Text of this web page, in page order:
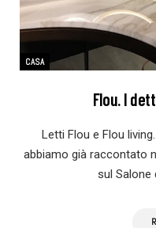
CASA
Flou. I
Letti Flou e Flou
abbiamo già raccontato
sul Salone